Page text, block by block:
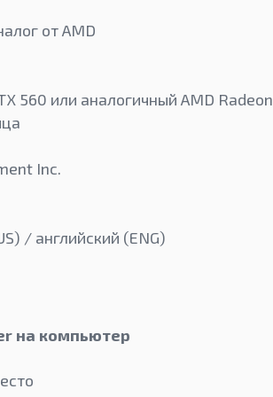
от AMD
560 или аналогичный AMD Radeon
Inc.
/ английский (ENG)
на компьютер